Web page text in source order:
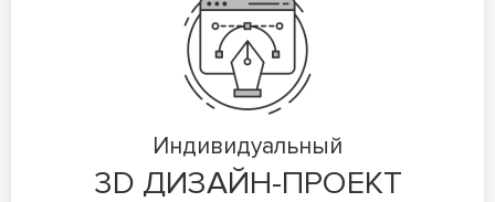
Индивидуальный
3D ДИЗАЙН-ПРОЕКТ